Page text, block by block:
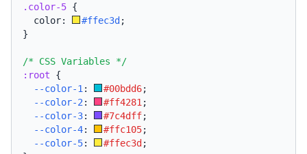
.color-5 {
  color:
#ffec3d ;
}
/* CSS Variables */
:root {
--color-1 : #00bdd6;
--color-2 : #ff4281 ;
--color-3: #7c4dff;
--color-4: #ffc105;
--color-5: #ffec3d ;